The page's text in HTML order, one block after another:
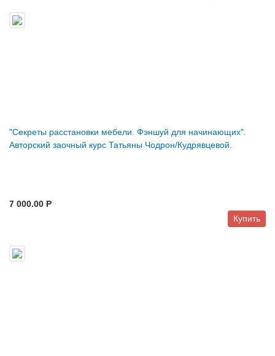
"Секреты расстановки мебели. Фэншуй для начинающих".
Авторский заочный курс Татьяны Чодрон/Кудрявцевой.
7 000.00 P
Купить